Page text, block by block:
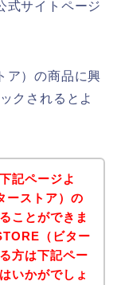
式サイトページ
ア）の商品に興
クされるとよ
記ページよ
ーストア）の
ことができま
（ビター
方は下記ペー
いかがでしょ